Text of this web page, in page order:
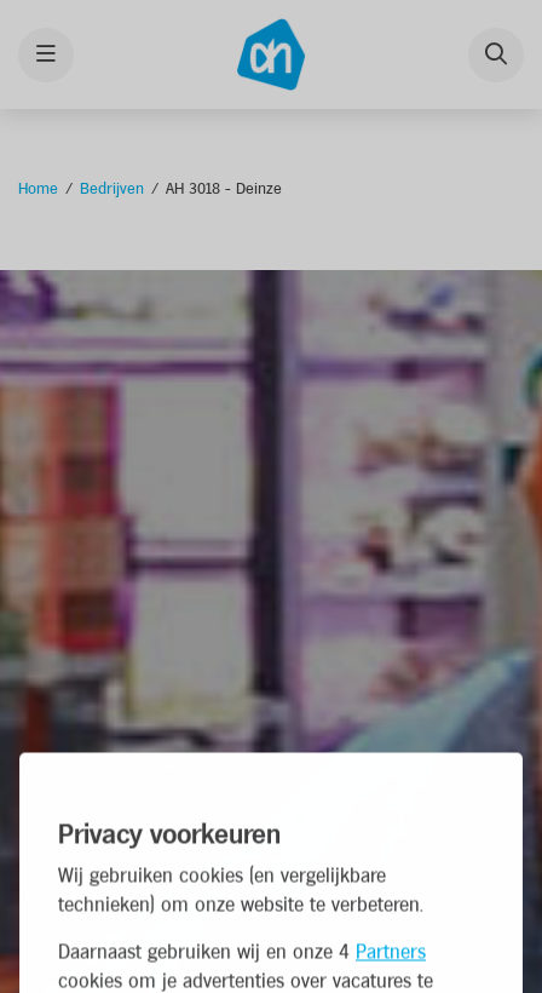
Privacy voorkeuren
Wij gebruiken cookies (en vergelijkbare
technieken) om onze website te verbeteren.
Daarnaast gebruiken wij en onze 4 Partners
cookies om je advertenties over vacatures te
Menu
Home Bedrijven AH 3018 - Deinze